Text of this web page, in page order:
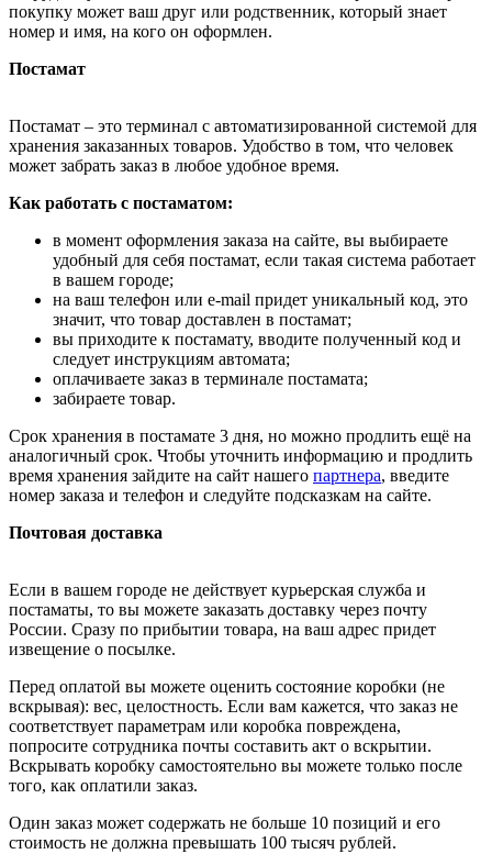
покупку может ваш друг или родственник, который знает
номер и имя, на кого он оформлен.
Постамат
Постамат – это терминал с автоматизированной системой для
хранения заказанных товаров. Удобство в том, что человек
может забрать заказ в любое удобное время.
Как работать с постаматом:
в момент оформления заказа на сайте, вы выбираете
удобный для себя постамат, если такая система работает
в вашем городе;
на ваш телефон или e-mail придет уникальный код, это
значит, что товар доставлен в постамат;
вы приходите к постамату, вводите полученный код и
следует инструкциям автомата;
оплачиваете заказ в терминале постамата;
забираете товар.
Срок хранения в постамате 3 дня, но можно продлить ещё на
аналогичный срок. Чтобы уточнить информацию и продлить
время хранения зайдите на сайт нашего партнера, введите
номер заказа и телефон и следуйте подсказкам на сайте.
Почтовая доставка
Если в вашем городе не действует курьерская служба и
постаматы, то вы можете заказать доставку через почту
России. Сразу по прибытии товара, на ваш адрес придет
извещение о посылке.
Перед оплатой вы можете оценить состояние коробки (не
вскрывая): вес, целостность. Если вам кажется, что заказ не
соответствует параметрам или коробка повреждена,
попросите сотрудника почты составить акт о вскрытии.
Вскрывать коробку самостоятельно вы можете только после
того, как оплатили заказ.
Один заказ может содержать не больше 10 позиций и его
стоимость не должна превышать 100 тысяч рублей.